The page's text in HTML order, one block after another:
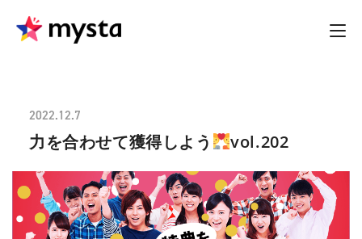
2022.12.7
力を合わせて獲得しよう vol.202